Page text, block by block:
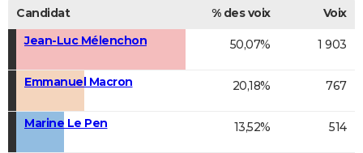
Candidat % des voix
Voix
Jean-Luc Mélenchon
50,07% 1 903
Emmanuel Macron 20,18% 767
Marine Le Pen 13,52% 514